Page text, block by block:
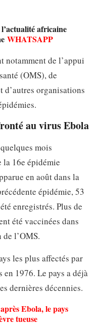
africaine
WHATSAPP
notamment de l’appui
(OMS), de
d’autres organisations
au virus Ebola
mois
16e épidémie
en août dans la
épidémie, 53
enregistrés. Plus de
été vaccinées dans
de l’OMS.
les plus affectés par
1976. Le pays a déjà
dernières décennies.
Ebola, le pays
tueuse